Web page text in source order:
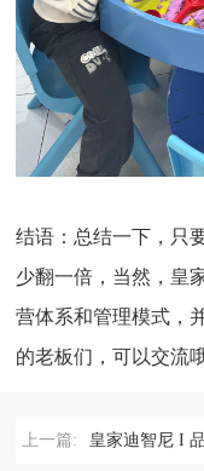
结语：总结一下，只
少翻一倍，当然，皇
营体系和管理模式，
的老板们，可以交流
上一篇: 皇家迪智尼 I